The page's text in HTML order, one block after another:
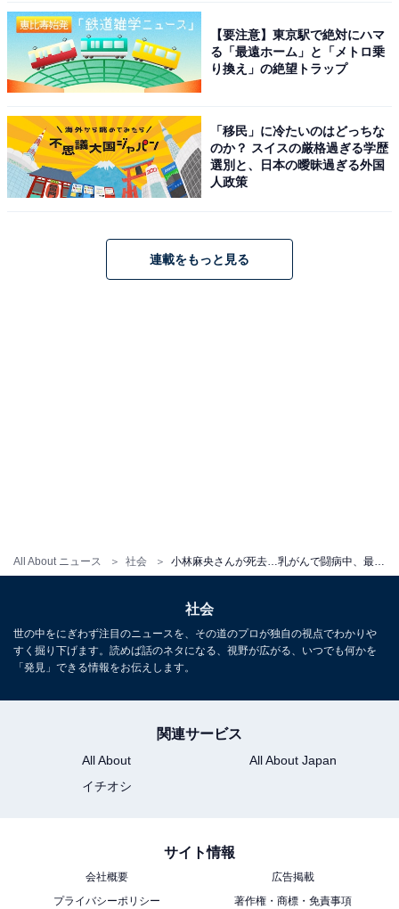
All About ニュース 社会
ました。「癌の陰に隠れないで」という医師の言葉から
「なりたい自分になる」と、闘病生活や病への思い、家
族とのやりとりをつづってきました。このブログに対し
ての反響は大きく、イギリスのBBCは、世界中から影響
Women（100人の女性）」の一人に選びました。
記者会見で海老蔵さんは、麻央さんは完治したら乳がん
更新もそうした思いから始めたと明かしていました。ま
【関連記事】
進行性乳がんとは…12人に1人が乳がんになる時代に
乳がんになりやすい人・なりやすい習慣
【要注意】東京駅で絶対にハマ
る「最遠ホーム」と「メトロ乗
り換え」の絶望トラップ
「移民」に冷たいのはどっちな
のか？ スイスの厳格過ぎる学歴
選別と、日本の曖昧過ぎる外国
人政策
連載をもっと見る
社会
世の中をにぎわず注目のニュースを、その道のプロが独自の視点でわかりや
すく掘り下げます。読めば話のネタになる、視野が広がる、いつでも何かを
「発見」できる情報をお伝えします。
関連サービス
All About
All About Japan
イチオシ
サイト情報
会社概要
広告掲載
プライバシーポリシー
著作権・商標・免責事項